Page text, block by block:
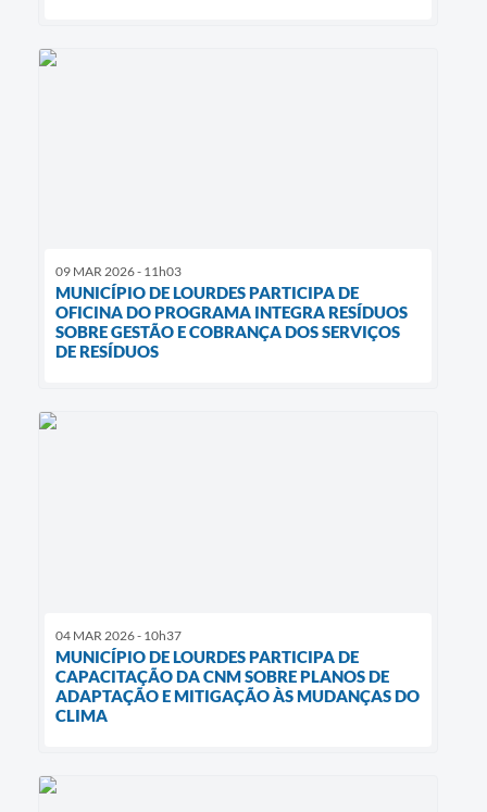
09 MAR 2026 - 11h03
MUNICÍPIO DE LOURDES PARTICIPA DE
OFICINA DO PROGRAMA INTEGRA RESÍDUOS
SOBRE GESTÃO E COBRANÇA DOS SERVIÇOS
DE RESÍDUOS
04 MAR 2026 - 10h37
MUNICÍPIO DE LOURDES PARTICIPA DE
CAPACITAÇÃO DA CNM SOBRE PLANOS DE
ADAPTAÇÃO E MITIGAÇÃO ÀS MUDANÇAS DO
CLIMA